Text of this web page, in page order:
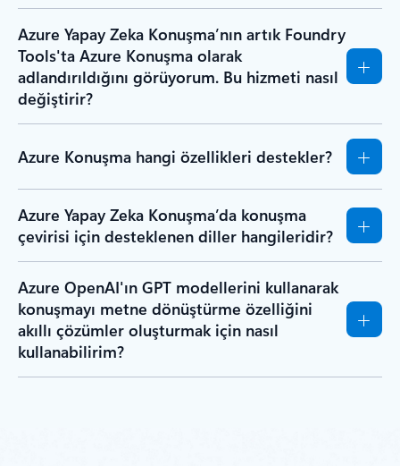
Azure Yapay Zeka Konuşma’nın artık Foundry
Tools'ta Azure Konuşma olarak
adlandırıldığını görüyorum. Bu hizmeti nasıl
değiştirir?
Azure Konuşma hangi özellikleri destekler?
Azure Yapay Zeka Konuşma’da konuşma
çevirisi için desteklenen diller hangileridir?
Azure OpenAI'ın GPT modellerini kullanarak
konuşmayı metne dönüştürme özelliğini
akıllı çözümler oluşturmak için nasıl
kullanabilirim?